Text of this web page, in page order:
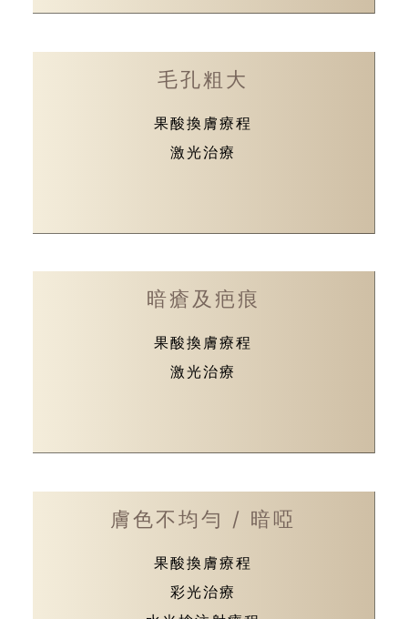
毛孔粗大
果酸換膚療程
激光治療
暗瘡及疤痕
果酸換膚療程
激光治療
膚色不均勻 / 暗啞
果酸換膚療程
彩光治療